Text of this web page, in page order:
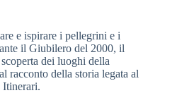
e ispirare i pellegrini e i
il Giubilero del 2000, il
dei luoghi della
racconto della storia legata al
Itinerari.